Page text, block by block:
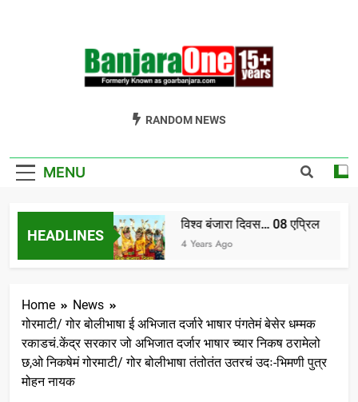
Welcome To
GoarBanjara.com
RANDOM NEWS
MENU
HEADLINES
भाग-1
विश्व बंजारा दिवस… 08 एप्रिल
4 Years Ago
Home
News
गोरमाटी/ गोर बोलीभाषा ई अभिजात दर्जारे भाषार पंगतेमं बेसेर धम्मक
रकाडचं.केंद्र सरकार जो अभिजात दर्जार भाषार च्यार निकष ठरामेलो
छ,ओ निकषेमं गोरमाटी/ गोर बोलीभाषा तंतोतंत उतरचं उदः-भिमणी पुत्र
मोहन नायक